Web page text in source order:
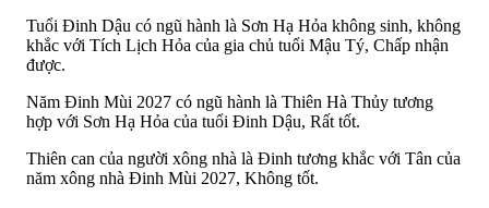
Tuổi Đinh Dậu có ngũ hành là Sơn Hạ Hỏa không sinh, không
khắc với Tích Lịch Hỏa của gia chủ tuổi Mậu Tý, Chấp nhận
được.
Năm Đinh Mùi 2027 có ngũ hành là Thiên Hà Thủy tương
hợp với Sơn Hạ Hỏa của tuổi Đinh Dậu, Rất tốt.
Thiên can của người xông nhà là Đinh tương khắc với Tân của
năm xông nhà Đinh Mùi 2027, Không tốt.